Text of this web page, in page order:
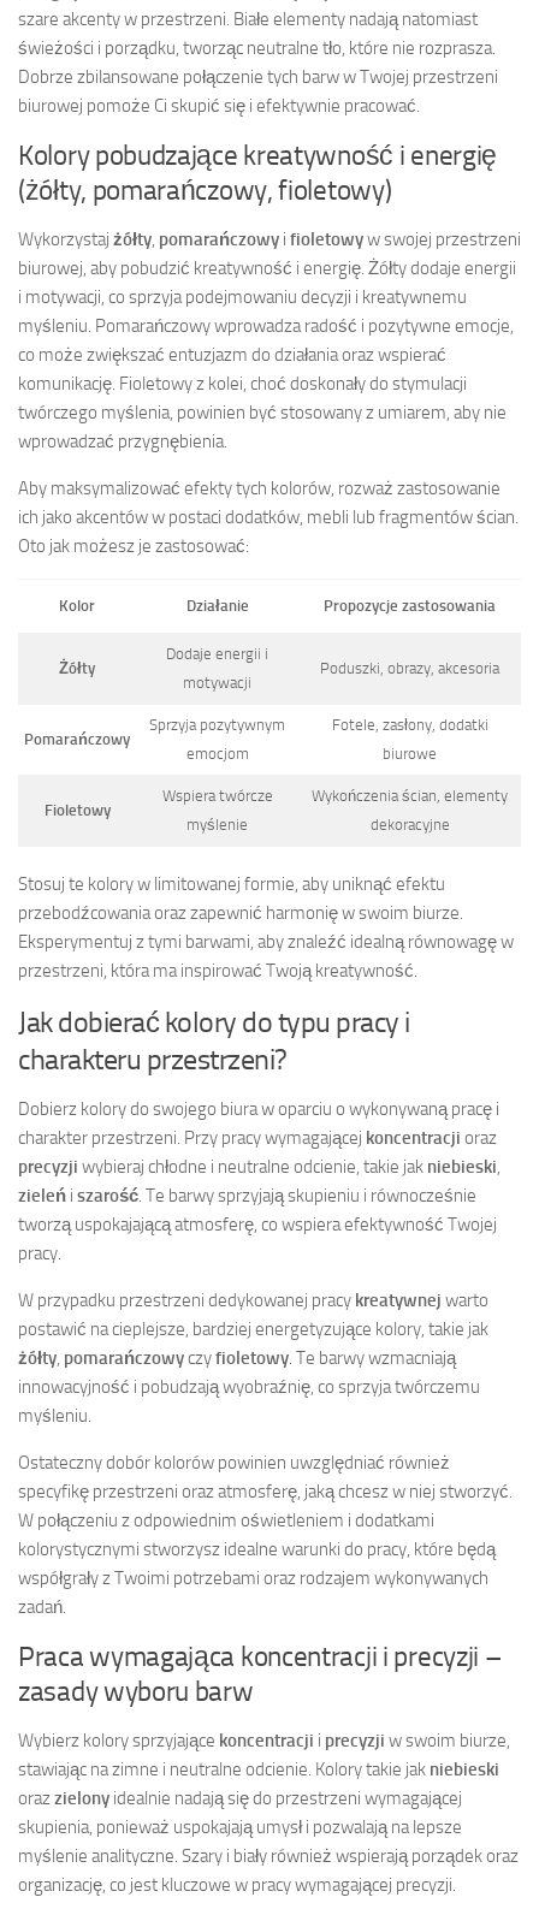
szare akcenty w przestrzeni. Białe elementy nadają natomiast
świeżości i porządku, tworząc neutralne tło, które nie rozprasza.
Dobrze zbilansowane połączenie tych barw w Twojej przestrzeni
biurowej pomoże Ci skupić się i efektywnie pracować.
Kolory pobudzające kreatywność i energię
(żółty, pomarańczowy, fioletowy)
Wykorzystaj żółty pomarańczowy i fioletowyw swojej przestrzeni
biurowej, aby pobudzić kreatywność i energię. Żółty dodaje energii
i motywacji, co sprzyja podejmowaniu decyzji i kreatywnemu
myśleniu. Pomarańczowy wprowadza radość i pozytywne emocje,
co może zwiększać entuzjazm do działania oraz wspierać
komunikację. Fioletowy z kolei, choć doskonały do stymulacji
twórczego myślenia, powinien być stosowany z umiarem, aby nie
wprowadzać przygnębienia.
Aby maksymalizować efekty tych kolorów, rozważ zastosowanie
ich jako akcentów w postaci dodatków, mebli lub fragmentów ścian.
Oto jak możesz je zastosować:
Kolor Działanie Propozycje zastosowania
Żółty
Dodaje energii i
motywacji
Poduszki, obrazy, akcesoria
Pomarańczowy
Sprzyja pozytywnym
emocjom
Fotele, zasłony, dodatki
biurowe
Fioletowy
Wspiera twórcze
myślenie
Wykończenia ścian, elementy
dekoracyjne
Stosuj te kolory w limitowanej formie, aby uniknąć efektu
przebodźcowania oraz zapewnić harmonię w swoim biurze.
Eksperymentuj z tymi barwami, aby znaleźć idealną równowagę w
przestrzeni, która ma inspirować Twoją kreatywność.
Jak dobierać kolory do typu pracy i
charakteru przestrzeni?
Dobierz kolory do swojego biura w oparciu o wykonywaną pracę i
charakter przestrzeni. Przy pracy wymagającej koncentracji oraz
precyzji wybieraj chłodne i neutralne odcienie, takie jak niebieski,
zieleń i szarość. Te barwy sprzyjają skupieniu i równocześnie
tworzą uspokajającą atmosferę, co wspiera efektywność Twojej
pracy.
W przypadku przestrzeni dedykowanej pracy kreatywnej warto
postawić na cieplejsze, bardziej energetyzujące kolory, takie jak
żółty, pomarańczowyczyfioletowy. Te barwy wzmacniają
innowacyjność i pobudzają wyobraźnię, co sprzyja twórczemu
myśleniu.
Ostateczny dobór kolorów powinien uwzględniać również
specyfikę przestrzeni oraz atmosferę, jaką chcesz w niej stworzyć.
W połączeniu z odpowiednim oświetleniem i dodatkami
kolorystycznymi stworzysz idealne warunki do pracy, które będą
współgrały z Twoimi potrzebami oraz rodzajem wykonywanych
zadań.
Praca wymagająca koncentracji i precyzji –
zasady wyboru barw
Wybierz kolory sprzyjające koncentracji i precyzji w swoim biurze,
stawiając na zimne i neutralne odcienie. Kolory takie jak niebieski
orazzielony idealnie nadają się do przestrzeni wymagającej
skupienia, ponieważ uspokajają umysł i pozwalają na lepsze
myślenie analityczne. Szary i biały również wspierają porządek oraz
organizację, co jest kluczowe w pracy wymagającej precyzji.